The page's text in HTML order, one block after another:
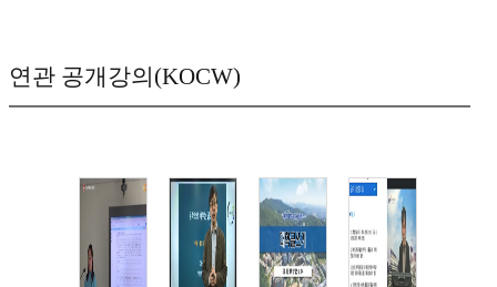
연관 공개강의(KOCW)